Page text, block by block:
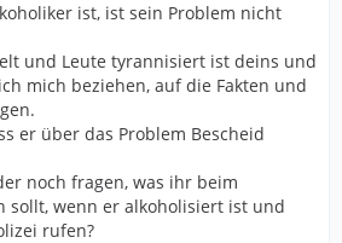
ist, ist sein Problem nicht
und Leute tyrannisiert ist deins und
mich beziehen, auf die Fakten und
er über das Problem Bescheid
noch fragen, was ihr beim
sollt, wenn er alkoholisiert ist und
rufen?